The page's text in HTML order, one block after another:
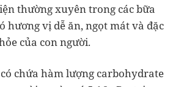
thường xuyên trong các bữa
hương vị dễ ăn, ngọt mát và đặc
của con người.
chứa hàm lượng carbohydrate